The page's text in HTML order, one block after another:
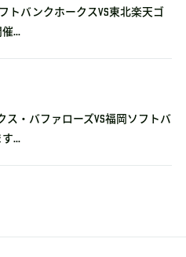
トバンクホークスVS東北楽天ゴ
...
ス・バファローズvs福岡ソフトバ
...